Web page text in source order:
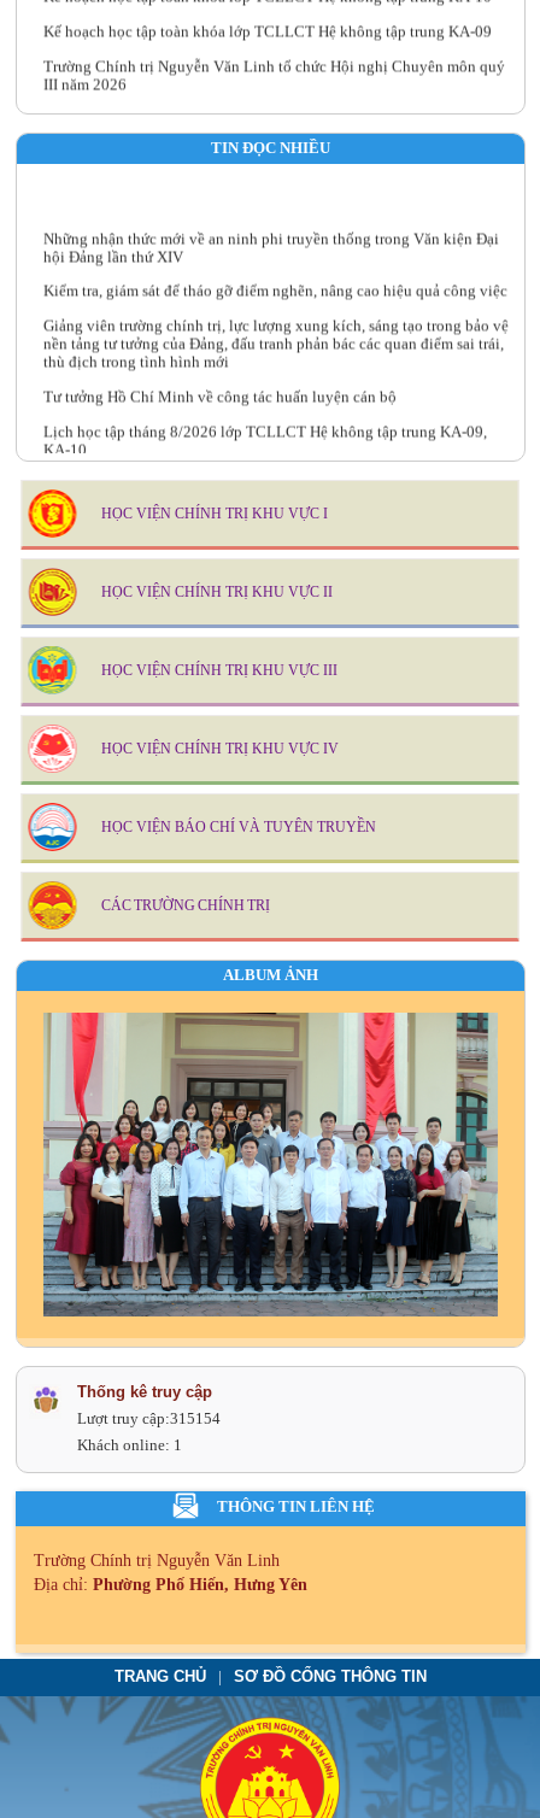
III năm 2026
TIN ĐỌC NHIỀU
hội Đảng lần thứ XIV
Kiểm tra, giám sát để tháo gỡ điểm nghẽn, nâng cao hiệu quả công việc
nền tảng tư tưởng của Đảng, đấu tranh phản bác các quan điểm sai trái,
thù địch trong tình hình mới
KA-10
HỌC VIỆN CHÍNH TRỊ KHU VỰC I
HỌC VIỆN CHÍNH TRỊ KHU VỰC II
HỌC VIỆN CHÍNH TRỊ KHU VỰC III
HỌC VIỆN CHÍNH TRỊ KHU VỰC IV
HỌC VIỆN BÁO CHÍ VÀ TUYÊN TRUYỀN
CÁC TRƯỜNG CHÍNH TRỊ
ALBUM ẢNH
Thống kê truy cập
Lượt truy cập:315154
Khách online: 1
THÔNG TIN LIÊN HỆ
Trường Chính trị Nguyễn Văn Linh
Địa chỉ: Phường Phố Hiến, Hưng Yên
TRANG CHỦ SƠ ĐỒ CỔNG THÔNG TIN